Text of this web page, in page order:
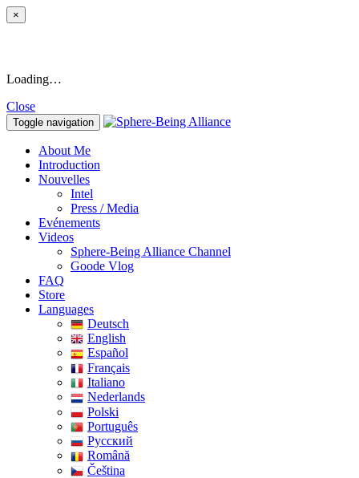
×
Loading…
Close
Toggle navigation
About Me
Introduction
Nouvelles
Intel
Press / Media
Evénements
Videos
Sphere-Being Alliance Channel
Goode Vlog
FAQ
Store
Languages
Deutsch
English
Español
Français
Italiano
Nederlands
Polski
Português
Pусский
Română
Čeština